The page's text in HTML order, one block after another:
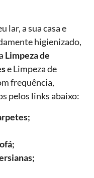
lar, a sua casa e
higienizado,
Limpeza de
e Limpeza de
frequência,
pelos links abaixo: